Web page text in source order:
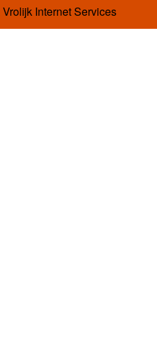
Vrolijk Internet Services